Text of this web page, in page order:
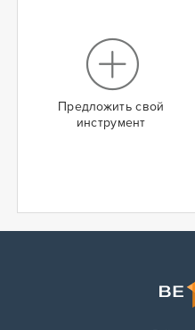
Предложить свой
инструмент